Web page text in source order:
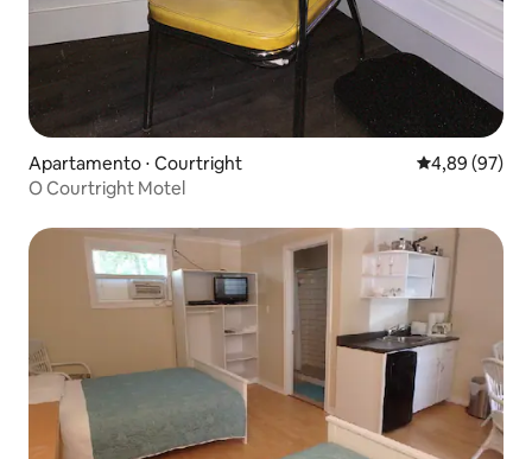
Apartamento ⋅ Courtright 4,89 de uma
4,89 (97)
O Courtright Motel